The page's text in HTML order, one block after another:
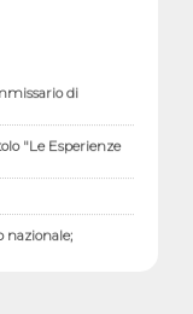
di
"Le Esperienze